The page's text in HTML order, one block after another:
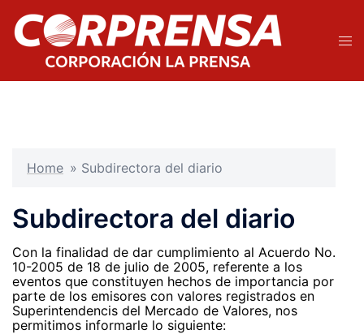
contenido
Home » Subdirectora del diario
Subdirectora del diario
Con la finalidad de dar cumplimiento al Acuerdo No.
10-2005 de 18 de julio de 2005, referente a los
eventos que constituyen hechos de importancia por
parte de los emisores con valores registrados en
Superintendencis del Mercado de Valores, nos
permitimos informarle lo siguiente: